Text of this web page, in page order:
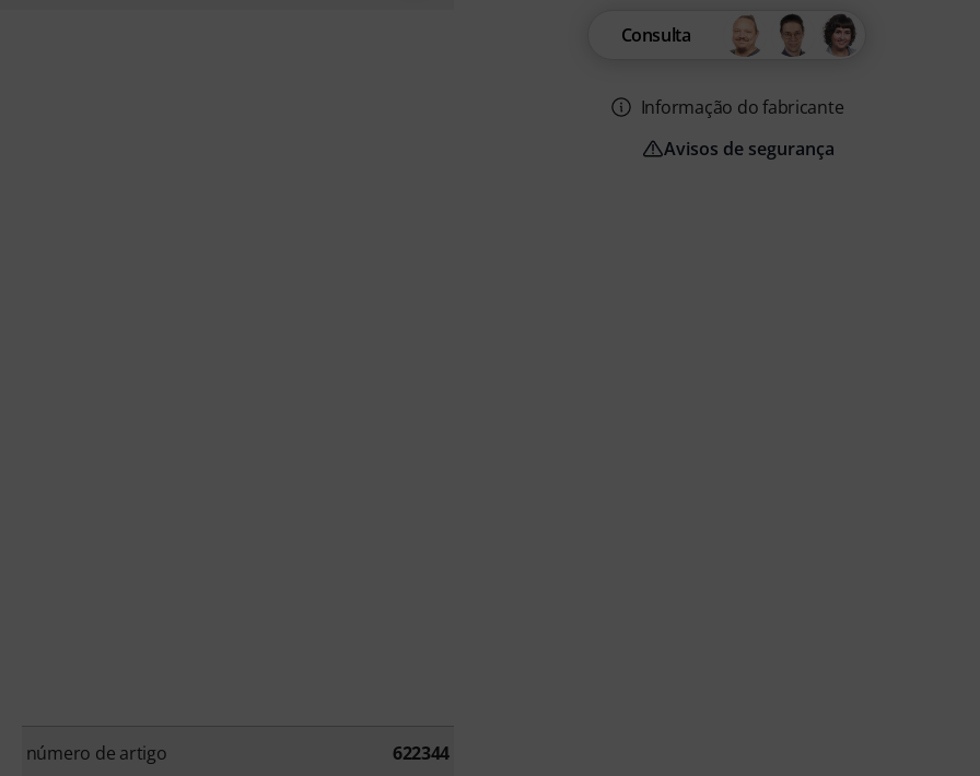
número de artigo 622344
Consulta
Informação do fabricante
Avisos de segurança